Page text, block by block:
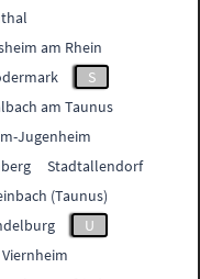
am Rhein
S
am Taunus
Jugenheim
Stadtallendorf
(Taunus)
U
Viernheim